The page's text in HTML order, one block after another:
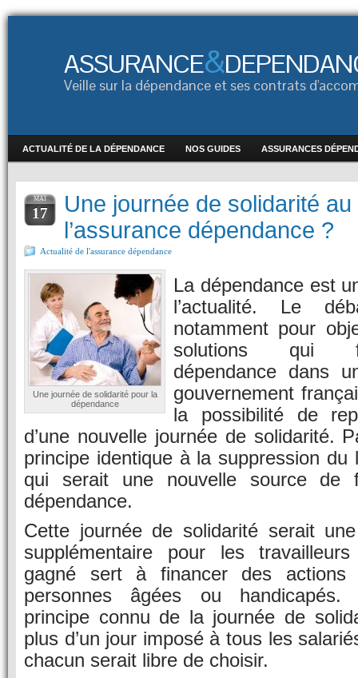
ASSURANCE&
Veille sur la dépendance et ses contrats
ACTUALITÉ DE LA DÉPENDANCE NOS GUIDES ASSURANCES
MAI
17
Une journée de solidarité
l’assurance dépendance ?
Actualité de l'assurance dépendance
Une journée de solidarité pour la
dépendance
La dépendance est
l’actualité. Le
notamment pour
solutions qui
dépendance dans
gouvernement
la possibilité de
d’une nouvelle journée de solidarité.
principe identique à la suppression du
qui serait une nouvelle source de
dépendance.
Cette journée de solidarité serait
supplémentaire pour les travailleurs
gagné sert à financer des actions
personnes âgées ou handicapés.
principe connu de la journée de
plus d’un jour imposé à tous les
chacun serait libre de choisir.